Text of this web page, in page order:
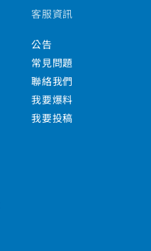
客服資訊
公告
常見問題
聯絡我們
我要爆料
我要投稿